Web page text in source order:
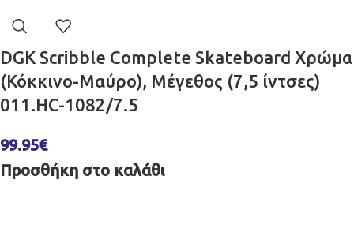
DGK Scribble Complete Skateboard Χρώμα
(Κόκκινο-Μαύρο), Μέγεθος (7,5 ίντσες)
011.HC-1082/7.5
99.95€
Προσθήκη στο καλάθι